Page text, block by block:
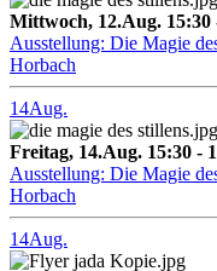
Mittwoch, 12.Aug. 15:30
Ausstellung: Die Magie
Horbach
14Aug.
Freitag, 14.Aug. 15:30 -
Ausstellung: Die Magie
Horbach
14Aug.